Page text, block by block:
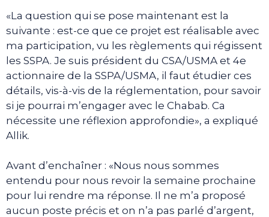
«La question qui se pose maintenant est la
suivante : est-ce que ce projet est réalisable avec
ma participation, vu les règlements qui régissent
les SSPA. Je suis président du CSA/USMA et 4e
actionnaire de la SSPA/USMA, il faut étudier ces
détails, vis-à-vis de la réglementation, pour savoir
si je pourrai m’engager avec le Chabab. Ca
nécessite une réflexion approfondie», a expliqué
Allik.
Avant d’enchaîner : «Nous nous sommes
entendu pour nous revoir la semaine prochaine
pour lui rendre ma réponse. Il ne m’a proposé
aucun poste précis et on n’a pas parlé d’argent,